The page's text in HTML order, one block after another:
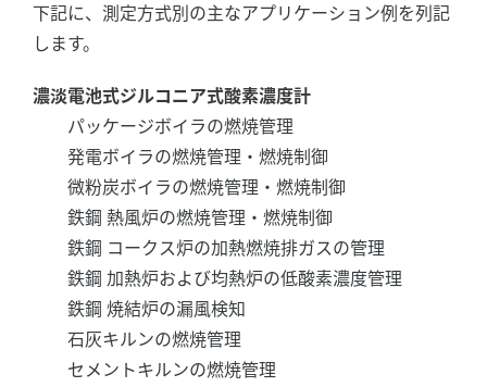
下記に、測定方式別の主なアプリケーション例を列記
します。
濃淡電池式ジルコニア式酸素濃度計
パッケージボイラの燃焼管理
発電ボイラの燃焼管理・燃焼制御
微粉炭ボイラの燃焼管理・燃焼制御
鉄鋼 熱風炉の燃焼管理・燃焼制御
鉄鋼 コークス炉の加熱燃焼排ガスの管理
鉄鋼 加熱炉および均熱炉の低酸素濃度管理
鉄鋼 焼結炉の漏風検知
石灰キルンの燃焼管理
セメントキルンの燃焼管理